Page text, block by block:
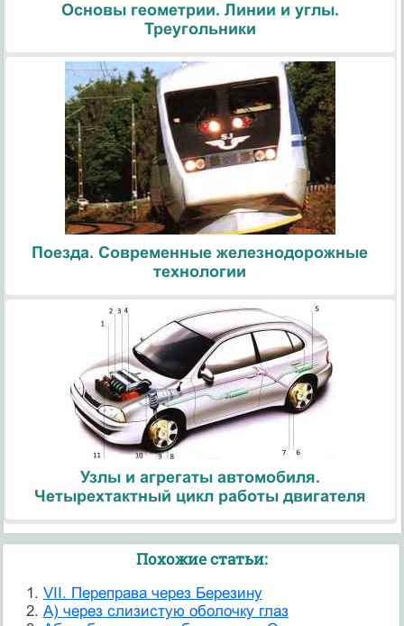
Основы геометрии. Линии и углы.
Треугольники
Поезда. Современные железнодорожные
технологии
Узлы и агрегаты автомобиля.
Четырехтактный цикл работы двигателя
Похожие статьи:
VII. Переправа через Березину
А) через слизистую оболочку глаз